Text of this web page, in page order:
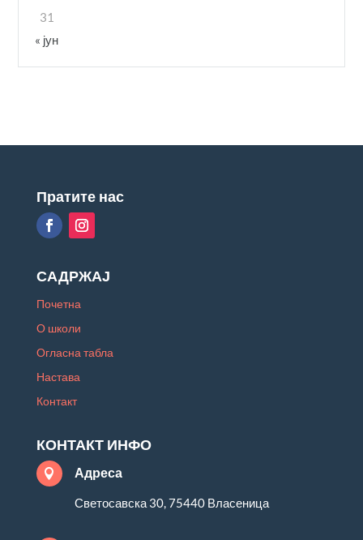
31
« јун
Пратите нас
САДРЖАЈ
Почетна
О школи
Огласна табла
Настава
Контакт
КОНТАКТ ИНФО
 Адреса
Светосавска 30, 75440 Власеница